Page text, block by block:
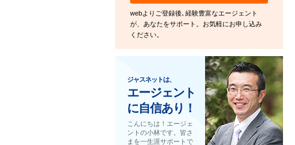
webよりご登録後､経験豊富なエージェント
が、あなたをサポート。お気軽にお申し込み
ください。
ジャスネットは、
エージェント
に自信あり！
こんにちは！エージェ
ントの小林です。皆さ
まを一生涯サポートで